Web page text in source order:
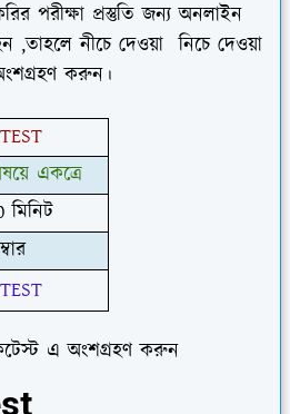
পরীক্ষা প্রস্তুতি জন্য অনলাইন
,তাহলে নীচে দেওয়া নিচে দেওয়া
করুন।
একত্রে
মিনিট
এ অংশগ্রহণ করুন